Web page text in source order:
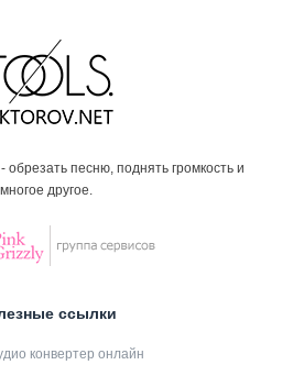
песню, поднять громкость и
многое другое.
ссылки
конвертер онлайн